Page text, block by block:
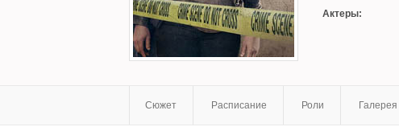
Актеры:
Сюжет Расписание Роли Галерея